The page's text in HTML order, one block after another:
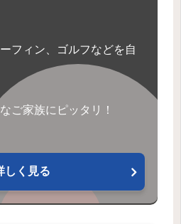
フィン、ゴルフなどを自
ご家族にピッタリ！
しく見る